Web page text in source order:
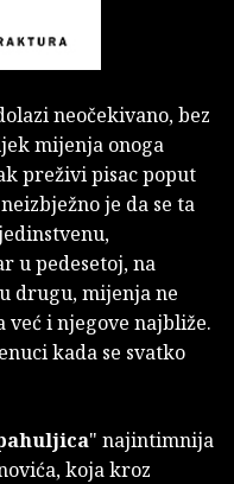
neočekivano, bez
mijenja onoga
preživi pisac poput
je da se ta
u pedesetoj, na
drugu, mijenja ne
već i njegove najbliže.
kada se svatko
" najintimnija
koja kroz